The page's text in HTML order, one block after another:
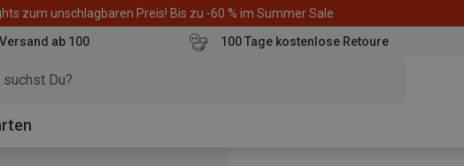
zum unschlagbaren Preis! Bis zu -60 % im Summer Sale
ab 100
100 Tage kostenlose Retoure